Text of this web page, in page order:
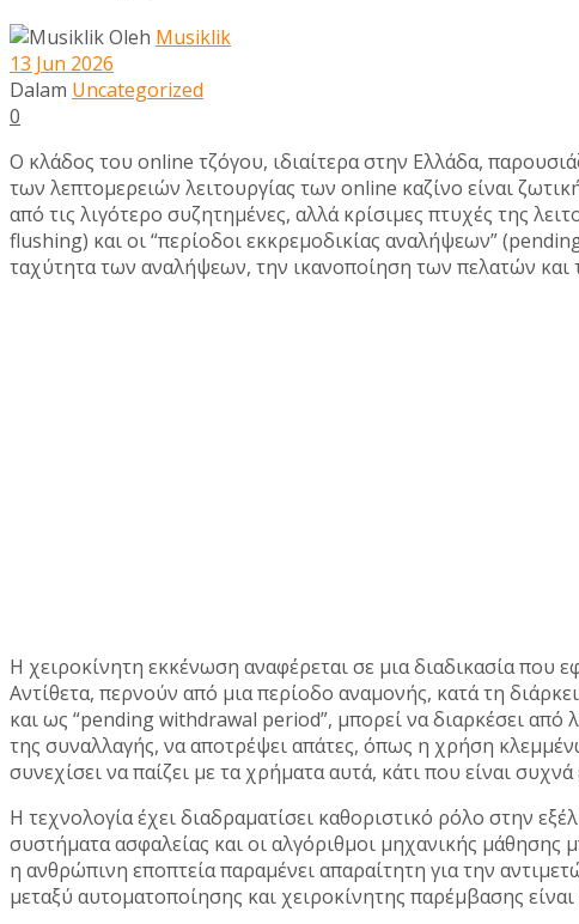
Oleh Musiklik
13 Jun 2026
Dalam Uncategorized
0
Ο κλάδος του online τζόγου, ιδιαίτερα στην Ελλάδα,
των λεπτομερειών λειτουργίας των online καζίνο είναι
από τις λιγότερο συζητημένες, αλλά κρίσιμες πτυχές της
flushing) και οι “περίοδοι εκκρεμοδικίας αναλήψεων”
ταχύτητα των αναλήψεων, την ικανοποίηση των πελατών και
Η χειροκίνητη εκκένωση αναφέρεται σε μια διαδικασία που
Αντίθετα, περνούν από μια περίοδο αναμονής, κατά τη
και ως “pending withdrawal period”, μπορεί να διαρκέσει από
της συναλλαγής, να αποτρέψει απάτες, όπως η χρήση
συνεχίσει να παίζει με τα χρήματα αυτά, κάτι που είναι
Η τεχνολογία έχει διαδραματίσει καθοριστικό ρόλο στην
συστήματα ασφαλείας και οι αλγόριθμοι μηχανικής
η ανθρώπινη εποπτεία παραμένει απαραίτητη για την
μεταξύ αυτοματοποίησης και χειροκίνητης παρέμβασης